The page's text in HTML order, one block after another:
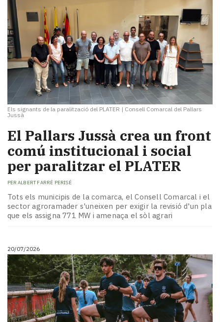
més
llegit...
Editorial
Els signants de la paralització del PLATER | Consell Comarcal del Pallars
Jussà
El Pallars Jussà crea un front
comú institucional i social
per paralitzar el PLATER
PER ALBERT FARRÉ PERISÉ
Tots els municipis de la comarca, el Consell Comarcal i el
sector agroramader s'uneixen per exigir la revisió d'un pla
que els assigna 771 MW i amenaça el sòl agrari
20/07/2026